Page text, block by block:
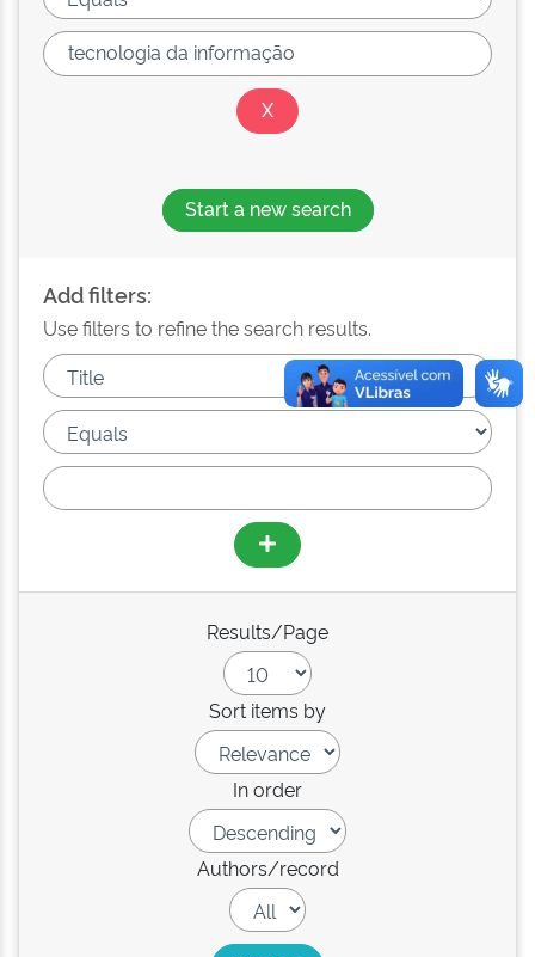
Start a new search
Add filters:
Use filters to refine the search results.
Results/Page
Sort items by
In order
Authors/record